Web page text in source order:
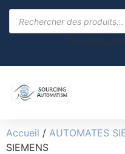
Accueil / AUTOMATES
SIEMENS